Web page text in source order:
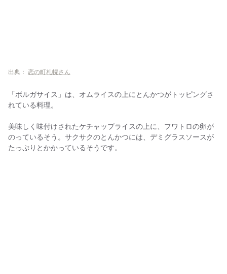
出典： 恋の町札幌さん
「ボルガサイス」は、オムライスの上にとんかつがトッピングさ
れている料理。
美味しく味付けされたケチャップライスの上に、フワトロの卵が
のっているそう。サクサクのとんかつには、デミグラスソースが
たっぷりとかかっているそうです。